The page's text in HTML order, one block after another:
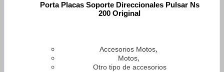
Porta Placas Soporte Direccionales Pulsar Ns
200 Original
Accesorios Motos,
Motos,
Otro tipo de accesorios